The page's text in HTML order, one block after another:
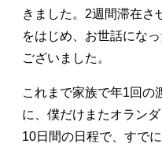
きました。2週間滞在さ
をはじめ、お世話にな
ございました。
これまで家族で年1回の
に、僕だけまたオラン
10日間の日程で、すで